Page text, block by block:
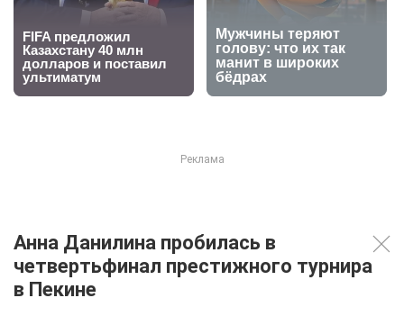
Анна Данилина пробилась в
четвертьфинал престижного турнира
в Пекине